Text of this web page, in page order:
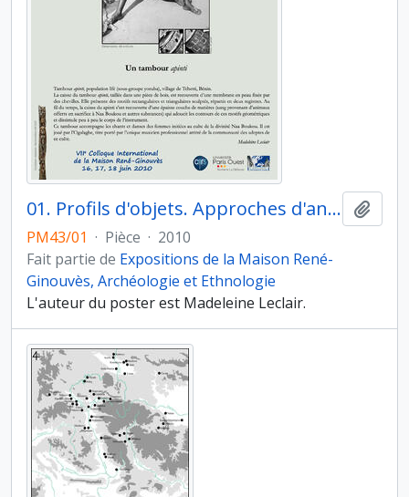
01. Profils d'objets. Approches d'anthropologues et d'archéologues, VIIe colloque international de la Maison René-Ginouvès. Un tambour Apinti
PM43/01 · Pièce · 2010
Fait partie de Expositions de la Maison René-
Ginouvès, Archéologie et Ethnologie
L'auteur du poster est Madeleine Leclair.